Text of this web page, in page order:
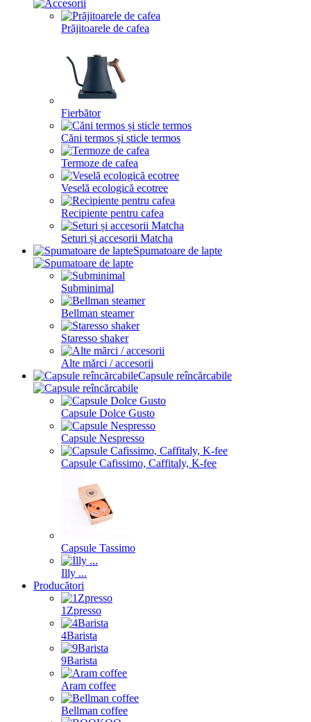
Prăjitoarele de cafea
Fierbător
Căni termos și sticle termos
Termoze de cafea
Veselă ecologică ecotree
Recipiente pentru cafea
Seturi și accesorii Matcha
Spumatoare de lapte
Subminimal
Bellman steamer
Staresso shaker
Alte mărci / accesorii
Capsule reîncărcabile
Capsule Dolce Gusto
Capsule Nespresso
Capsule Cafissimo, Caffitaly, K-fee
Capsule Tassimo
Illy ...
Producători
1Zpresso
4Barista
9Barista
Aram coffee
Bellman coffee